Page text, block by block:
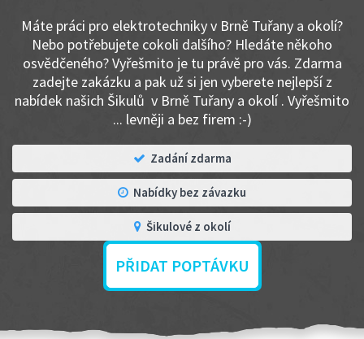
Máte práci pro elektrotechniky v Brně Tuřany a okolí?
Nebo potřebujete cokoli dalšího? Hledáte někoho
osvědčeného? Vyřešmito je tu právě pro vás. Zdarma
zadejte zakázku a pak už si jen vyberete nejlepší z
nabídek našich Šikulů v Brně Tuřany a okolí . Vyřešmito
... levněji a bez firem :-)
Zadání zdarma
Nabídky bez závazku
Šikulové z okolí
PŘIDAT POPTÁVKU